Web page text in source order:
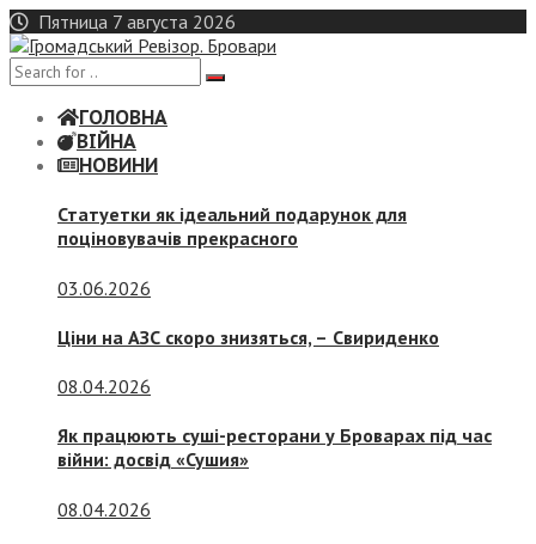
Skip
to
content
Пятница 7 августа 2026
ГОЛОВНА
ВІЙНА
НОВИНИ
Статуетки як ідеальний подарунок для
поціновувачів прекрасного
03.06.2026
Ціни на АЗС скоро знизяться, – Свириденко
08.04.2026
Як працюють суші-ресторани у Броварах під час
війни: досвід «Сушия»
08.04.2026